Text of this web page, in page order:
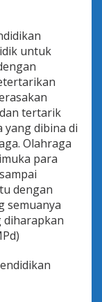
untuk
tertarik
yang dibina di
Olahraga
para
dengan
semuanya
diharapkan